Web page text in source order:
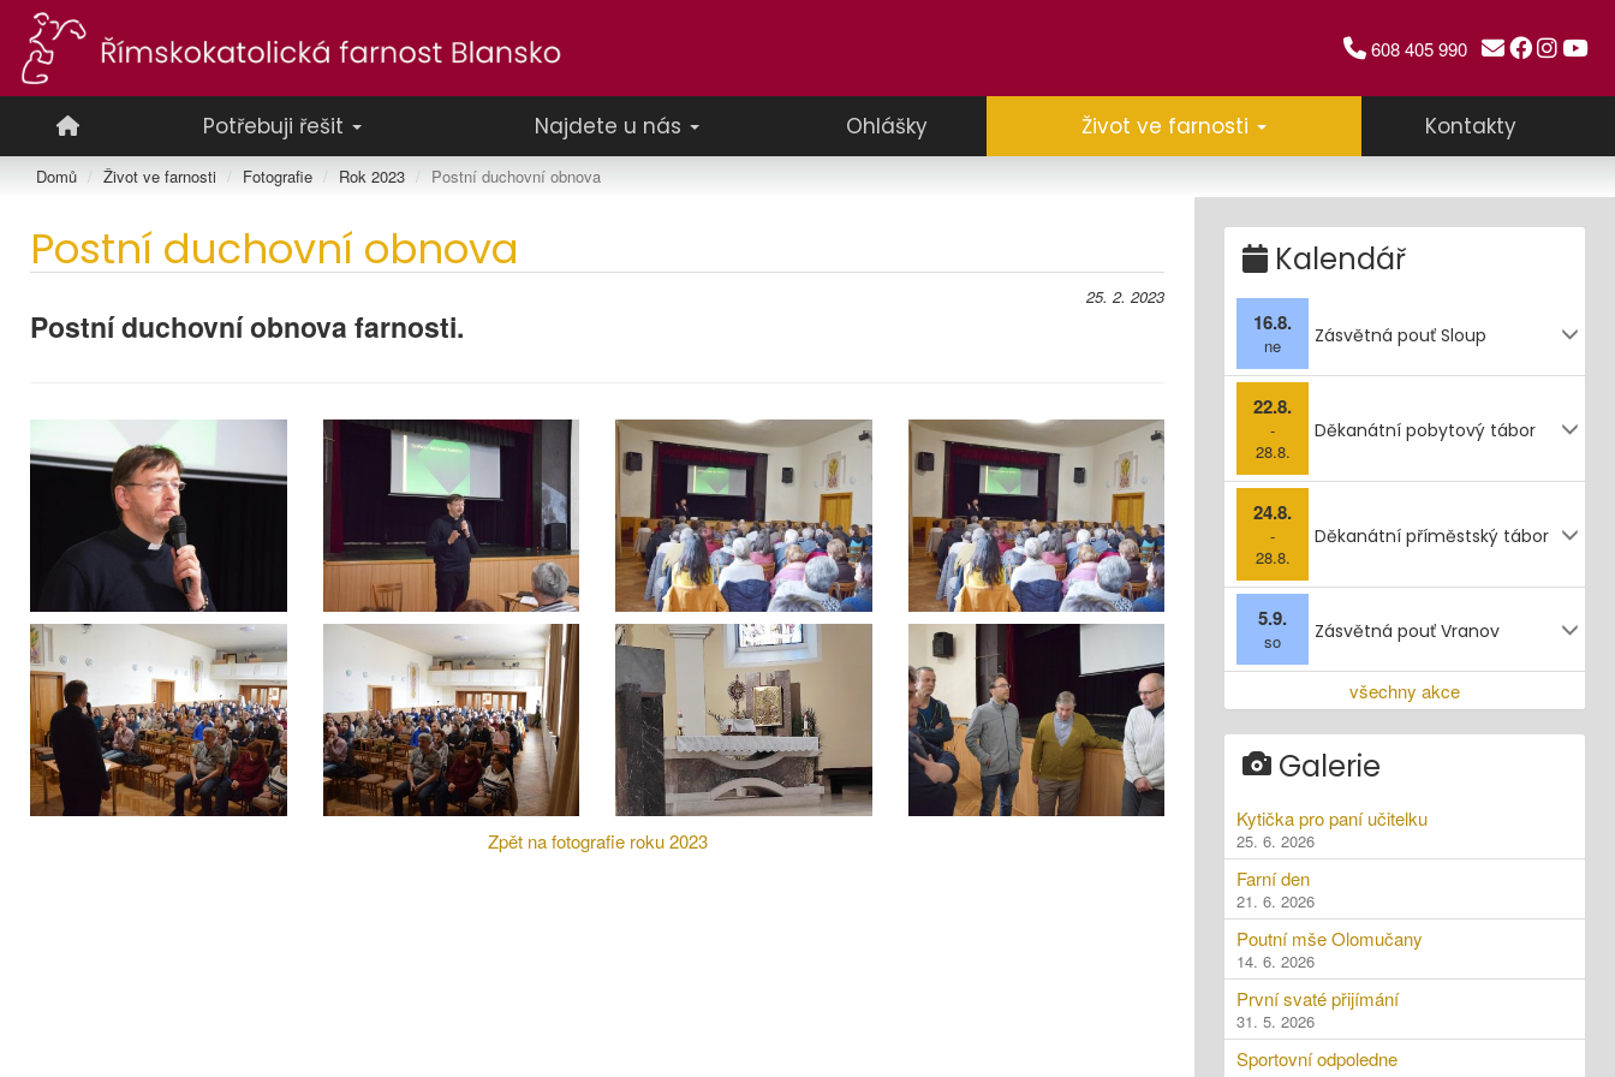
608 405 990
Potřebuji řešit Najdete u nás Ohlášky Život ve farnosti Kontakty
Domů Život ve farnosti Fotografie Rok 2023 Postní duchovní obnova
Postní duchovní obnova
25. 2. 2023
Postní duchovní obnova farnosti.
Zpět na fotografie roku 2023
Kalendář
16.8.
ne Zásvětná pouť Sloup
22.8.
-
28.8.
Děkanátní pobytový tábor
24.8.
-
28.8.
Děkanátní příměstský tábor
5.9.
so Zásvětná pouť Vranov
všechny akce
Galerie
Kytička pro paní učitelku
25. 6. 2026
Farní den
21. 6. 2026
Poutní mše Olomučany
14. 6. 2026
První svaté přijímání
31. 5. 2026
Sportovní odpoledne